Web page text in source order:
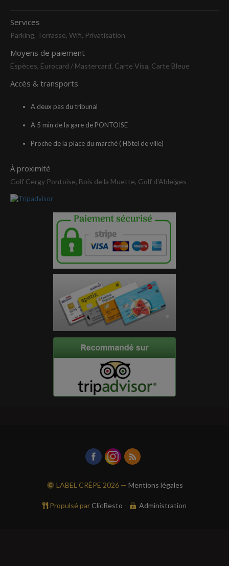
Services
Parking, Terrasse, Wifi, Privatisation
Moyens de paiement
Espèces, Eurocard / Mastercard, Carte Visa, Carte Bleue
Accès & transports
A deux pas du tribunal
A 5 min de la gare de PONTOISE
Proche de la place du marché ( Hôtel de ville)
À proximité
Golf Cergy Pontoise, Bois de la Muette, Golf d'Ableiges
LABEL CRÊPE 2026 —Mentions légales
Propulsé par ClicResto - Administration